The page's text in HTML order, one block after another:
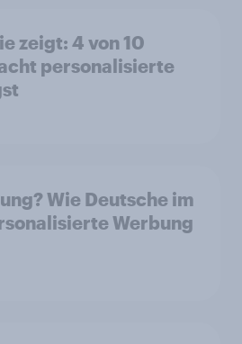
zeigt: 4 von 10
personalisierte
Wie Deutsche im
Werbung